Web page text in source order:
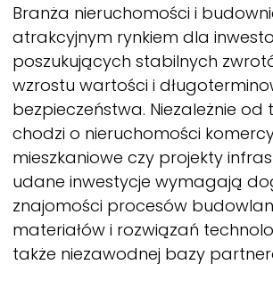
Branża nieruchomości i
atrakcyjnym rynkiem dla
poszukujących stabilnych
wzrostu wartości i
bezpieczeństwa. Niezależnie od
chodzi o nieruchomości
mieszkaniowe czy projekty
udane inwestycje wymagają
znajomości procesów
materiałów i rozwiązań
także niezawodnej bazy